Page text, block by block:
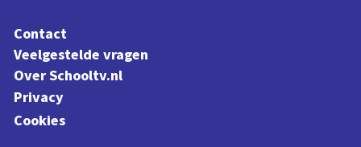
Contact
Veelgestelde vragen
Over Schooltv.nl
Privacy
Cookies